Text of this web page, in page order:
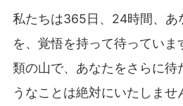
私たちは365日、24時間、あ
を、覚悟を持って待ってい
類の山で、あなたをさらに待
うなことは絶対にいたしま